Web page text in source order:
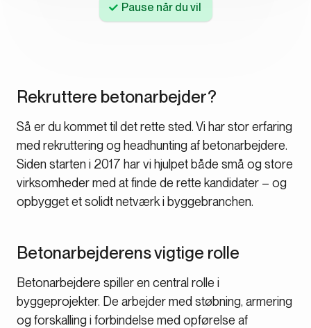
Pause når du vil
Rekruttere betonarbejder?
Så er du kommet til det rette sted. Vi har stor erfaring
med rekruttering og headhunting af betonarbejdere.
Siden starten i 2017 har vi hjulpet både små og store
virksomheder med at finde de rette kandidater – og
opbygget et solidt netværk i byggebranchen.
Betonarbejderens vigtige rolle
Betonarbejdere spiller en central rolle i
byggeprojekter. De arbejder med støbning, armering
og forskalling i forbindelse med opførelse af